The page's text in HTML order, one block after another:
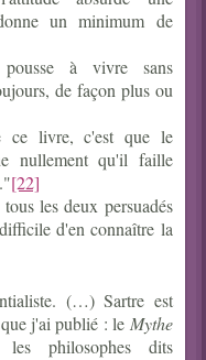
un minimum de
pousse à vivre sans
de façon plus ou
ce livre, c'est que le
nullement qu'il faille
[22]
les deux persuadés
d'en connaître la
(…) Sartre est
j'ai publié : le Mythe
philosophes dits